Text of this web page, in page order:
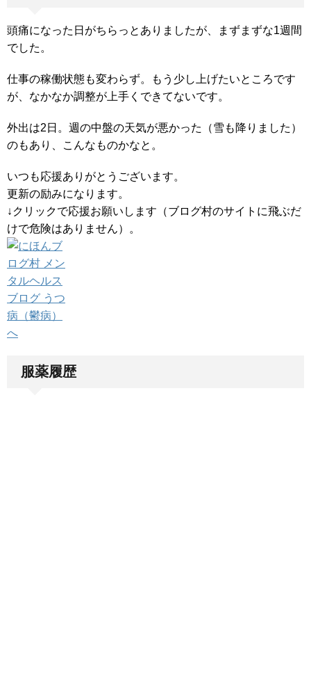
頭痛になった日がちらっとありましたが、まずまずな1週間
でした。
仕事の稼働状態も変わらず。もう少し上げたいところです
が、なかなか調整が上手くできてないです。
外出は2日。週の中盤の天気が悪かった（雪も降りました）
のもあり、こんなものかなと。
いつも応援ありがとうございます。
更新の励みになります。
↓クリックで応援お願いします（ブログ村のサイトに飛ぶだ
けで危険はありません）。
服薬履歴